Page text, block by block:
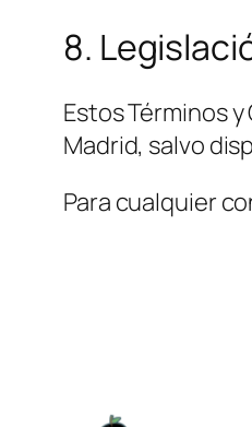
8.
Estos Términos
Madrid, salvo
Para cualquier